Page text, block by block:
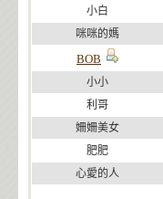
小白
咪咪的媽
BOB
小小
利哥
姍姍美女
肥肥
心愛的人